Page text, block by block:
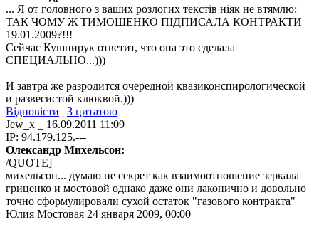
... Я от головного з ваших розлогих текстів ніяк не втямлю:
ТАК ЧОМУ Ж ТИМОШЕНКО ПІДПИСАЛА КОНТРАКТИ
19.01.2009?!!!
Сейчас Кушнирук ответит, что она это сделала
СПЕЦИАЛЬНО...)))
И завтра же разродится очередной квазиконспирологической
и развесистой клюквой.)))
Відповісти | З цитатою
Jew_x _ 16.09.2011 11:09
IP: 94.179.125.---
Олександр Михельсон:
/QUOTE]
михельсон... думаю не секрет как взаимоотношение зеркала
гриценко и мостовой однако даже они лаконично и довольно
точно сформулировали сухой остаток "газового контракта"
Юлия Мостовая 24 января 2009, 00:00